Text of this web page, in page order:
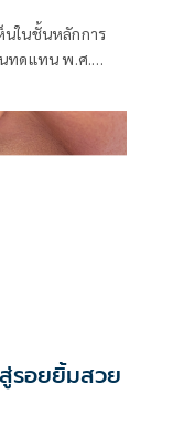
นในชั้นหลักการ
นทดแทน พ.ศ.
ยนแปลงไป พร้อม
นเพื่อให้การ
และตอบโจทย์
รอยยิ้มสวย